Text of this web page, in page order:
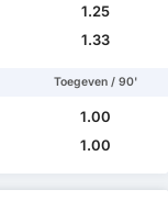
1.25
1.33
Toegeven / 90'
1.00
1.00